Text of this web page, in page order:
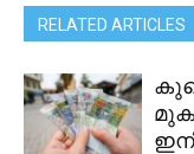
RELATED ARTICLES